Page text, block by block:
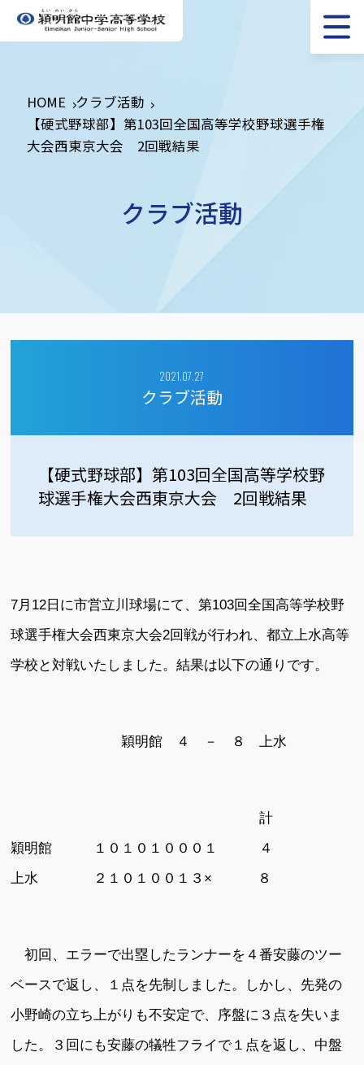
HOME クラブ活動
【硬式野球部】第103回全国高等学校野球選手権
大会西東京大会 2回戦結果
クラブ活動
2021.07.27
クラブ活動
【硬式野球部】第103回全国高等学校野
球選手権大会西東京大会 2回戦結果
7月12日に市営立川球場にて、第103回全国高等学校野
球選手権大会西東京大会2回戦が行われ、都立上水高等
学校と対戦いたしました。結果は以下の通りです。
穎明館 ４ － ８ 上水
計
穎明館 １０１０１０００１ ４
上水 ２１０１００１３× ８
初回、エラーで出塁したランナーを４番安藤のツー
ベースで返し、１点を先制しました。しかし、先発の
小野崎の立ち上がりも不安定で、序盤に３点を失いま
した。３回にも安藤の犠牲フライで１点を返し、中盤